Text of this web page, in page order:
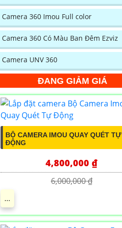
Camera 360 Imou Full color
Camera 360 Có Màu Ban Đêm Ezviz
Camera UNV 360
ĐANG GIẢM GIÁ
BỘ CAMERA IMOU QUAY QUÉT TỰ
ĐỘNG
4,800,000 ₫
6,000,000 ₫
...